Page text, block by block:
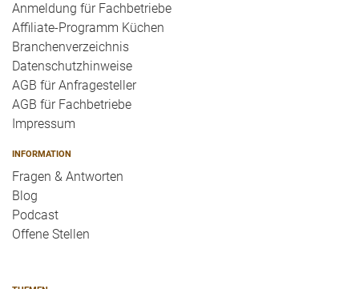
Anmeldung für Fachbetriebe
Affiliate-Programm Küchen
Branchenverzeichnis
Datenschutzhinweise
AGB für Anfragesteller
AGB für Fachbetriebe
Impressum
INFORMATION
Fragen & Antworten
Blog
Podcast
Offene Stellen